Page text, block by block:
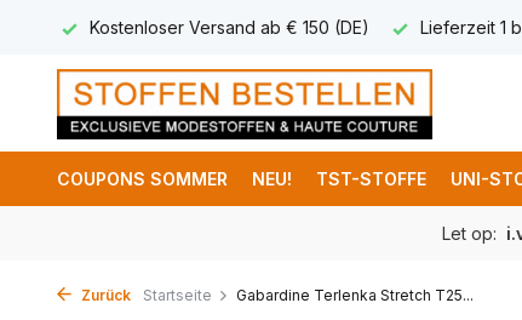
Kostenloser Versand ab € 150 (DE) Lieferzeit 1
COUPONS SOMMER NEU! TST-STOFFE UNI-
Let op:
Zurück Startseite Gabardine Terlenka Stretch T25...